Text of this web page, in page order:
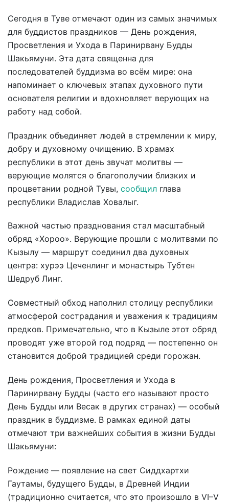
Сегодня в Туве отмечают один из самых значимых
для буддистов праздников — День рождения,
Просветления и Ухода в Паринирвану Будды
Шакьямуни. Эта дата священна для
последователей буддизма во всём мире: она
напоминает о ключевых этапах духовного пути
основателя религии и вдохновляет верующих на
работу над собой.
Праздник объединяет людей в стремлении к миру,
добру и духовному очищению. В храмах
республики в этот день звучат молитвы —
верующие молятся о благополучии близких и
процветании родной Тувы, сообщил глава
республики Владислав Ховалыг.
Важной частью празднования стал масштабный
обряд «Хороо». Верующие прошли с молитвами по
Кызылу — маршрут соединил два духовных
центра: хурээ Цеченлинг и монастырь Тубтен
Шедруб Линг.
Совместный обход наполнил столицу республики
атмосферой сострадания и уважения к традициям
предков. Примечательно, что в Кызыле этот обряд
проводят уже второй год подряд — постепенно он
становится доброй традицией среди горожан.
День рождения, Просветления и Ухода в
Паринирвану Будды (часто его называют просто
День Будды или Весак в других странах) — особый
праздник в буддизме. В рамках единой даты
отмечают три важнейших события в жизни Будды
Шакьямуни:
Рождение — появление на свет Сиддхартхи
Гаутамы, будущего Будды, в Древней Индии
(традиционно считается, что это произошло в VI–V